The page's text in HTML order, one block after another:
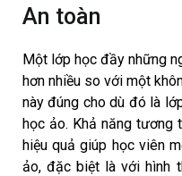
An toàn
Một lớp học đầy những
hơn nhiều so với một
này đúng cho dù đó là
học ảo. Khả năng tương
hiệu quả giúp học viên
ảo, đặc biệt là với hình